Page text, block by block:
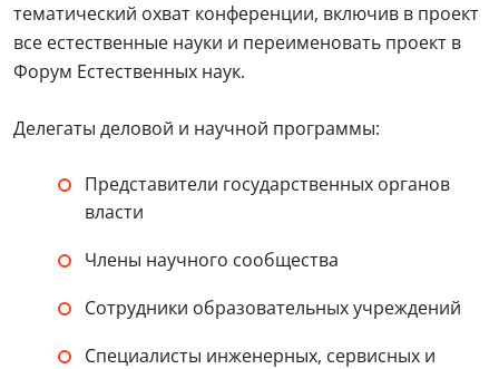
тематический охват конференции, включив в проект
все естественные науки и переименовать проект в
Форум Естественных наук.
Делегаты деловой и научной программы:
Представители государственных органов
власти
Члены научного сообщества
Сотрудники образовательных учреждений
Специалисты инженерных, сервисных и